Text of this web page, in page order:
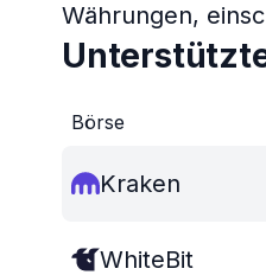
Währungen,
Börse
Kraken
WhiteBit